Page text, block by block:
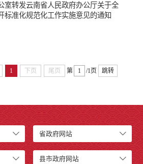
室转发云南省人民政府办公厅关于全
标准化规范化工作实施意见的通知
1 下页 尾页 第 /1页 跳转
省政府网站
县市政府网站